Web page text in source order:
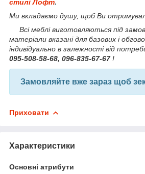
стилі Лофт.
Ми вкладаємо душу, щоб Ви
Всі меблі виготовляються під
матеріали вказані для базових і
індивідуально в залежності від
095-508-58-68, 096-835-67-67 !
Замовляйте вже зараз щоб
Приховати
Характеристики
Основні атрибути